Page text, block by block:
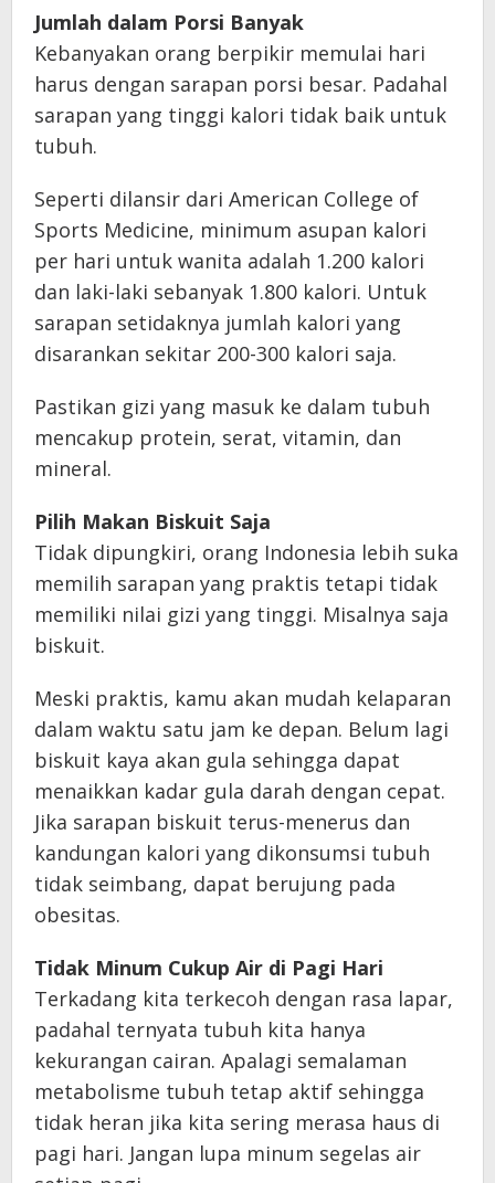
Jumlah dalam Porsi Banyak
Kebanyakan orang berpikir memulai hari
harus dengan sarapan porsi besar. Padahal
sarapan yang tinggi kalori tidak baik untuk
tubuh.
Seperti dilansir dari American College of
Sports Medicine, minimum asupan kalori
per hari untuk wanita adalah 1.200 kalori
dan laki-laki sebanyak 1.800 kalori. Untuk
sarapan setidaknya jumlah kalori yang
disarankan sekitar 200-300 kalori saja.
Pastikan gizi yang masuk ke dalam tubuh
mencakup protein, serat, vitamin, dan
mineral.
Pilih Makan Biskuit Saja
Tidak dipungkiri, orang Indonesia lebih suka
memilih sarapan yang praktis tetapi tidak
memiliki nilai gizi yang tinggi. Misalnya saja
biskuit.
Meski praktis, kamu akan mudah kelaparan
dalam waktu satu jam ke depan. Belum lagi
biskuit kaya akan gula sehingga dapat
menaikkan kadar gula darah dengan cepat.
Jika sarapan biskuit terus-menerus dan
kandungan kalori yang dikonsumsi tubuh
tidak seimbang, dapat berujung pada
obesitas.
Tidak Minum Cukup Air di Pagi Hari
Terkadang kita terkecoh dengan rasa lapar,
padahal ternyata tubuh kita hanya
kekurangan cairan. Apalagi semalaman
metabolisme tubuh tetap aktif sehingga
tidak heran jika kita sering merasa haus di
pagi hari. Jangan lupa minum segelas air